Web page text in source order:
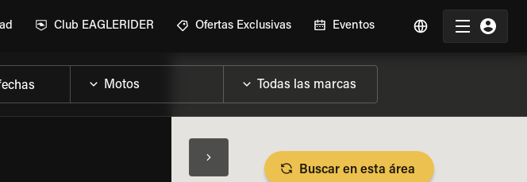
Club EAGLERIDER Ofertas Exclusivas Eventos
Buscar en esta área